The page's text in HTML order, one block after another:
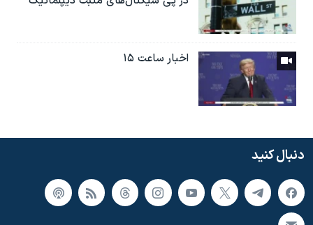
اخبار ساعت ۱۵
دنبال کنید